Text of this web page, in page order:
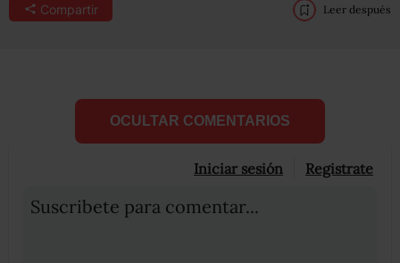
Compartir Leer después
OCULTAR COMENTARIOS
Iniciar sesión Registrate
Suscribete para comentar...